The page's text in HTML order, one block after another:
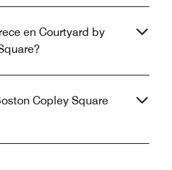
en Courtyard by
Copley Square